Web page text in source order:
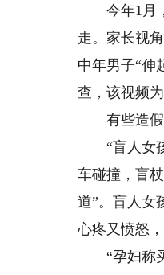
今年1月，
走。家长视
中年男子“
查，该视频
有些造假摆
“盲人女孩
车碰撞，盲
道”。盲人女
心疼又愤怒
“孕妇称买